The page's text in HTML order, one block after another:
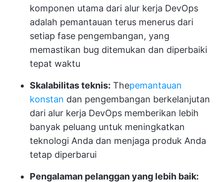
komponen utama dari alur kerja DevOps
adalah pemantauan terus menerus dari
setiap fase pengembangan, yang
memastikan bug ditemukan dan diperbaiki
tepat waktu
Skalabilitas teknis: Thepemantauan
konstan dan pengembangan berkelanjutan
dari alur kerja DevOps memberikan lebih
banyak peluang untuk meningkatkan
teknologi Anda dan menjaga produk Anda
tetap diperbarui
Pengalaman pelanggan yang lebih baik: